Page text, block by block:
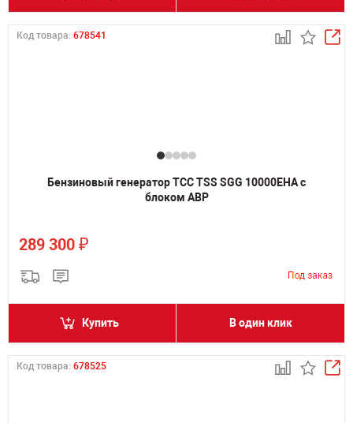
Код товара: 678541
Бензиновый генератор ТСС TSS SGG 10000EHA с
блоком АВР
289 300 ₽
Купить В один клик
Код товара: 678525